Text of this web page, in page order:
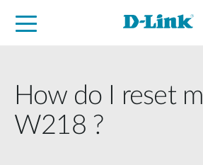
How do I reset
W218 ?